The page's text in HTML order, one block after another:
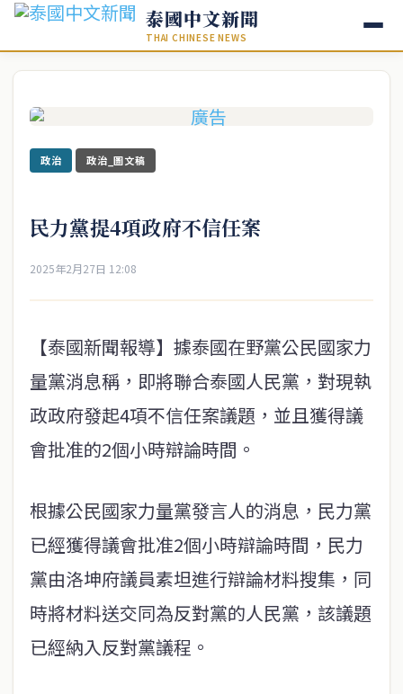
泰國中文新聞
THAI CHINESE NEWS
政治 政治_圖文稿
民力黨提4項政府不信任案
2025年2月27日 12:08
【泰國新聞報導】據泰國在野黨公民國家力
量黨消息稱，即將聯合泰國人民黨，對現執
政政府發起4項不信任案議題，並且獲得議
會批准的2個小時辯論時間。
根據公民國家力量黨發言人的消息，民力黨
已經獲得議會批准2個小時辯論時間，民力
黨由洛坤府議員素坦進行辯論材料搜集，同
時將材料送交同為反對黨的人民黨，該議題
已經納入反對黨議程。